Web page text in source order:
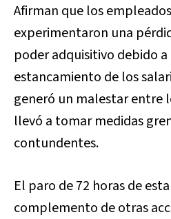
Afirman que los
experimentaron una
poder adquisitivo debido
estancamiento de los
generó un malestar entre
llevó a tomar medidas
contundentes.
El paro de 72 horas de
complemento de otras